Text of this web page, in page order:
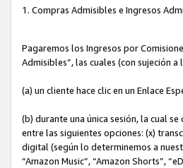
1. Compras Admisibles e Ingresos
Pagaremos los Ingresos por
Admisibles”, las cuales (con sujeción
(a) un cliente hace clic en un Enlace
(b) durante una única sesión, la cual
entre las siguientes opciones: (x)
digital (según lo determinemos a
“Amazon Music”, “Amazon Shorts”,